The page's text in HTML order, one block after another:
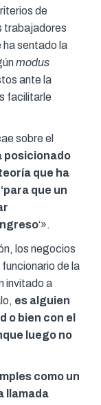
de
trabajadores
ha sentado la
modus
ante la
facilitarle
sobre el
posicionado
que ha
que un
‘».
los negocios
de la
invitado a
es alguien
o bien con el
luego no
como un
llamada